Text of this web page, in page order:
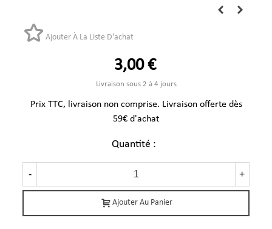
Ajouter À La Liste D'achat
3,00 €
Livraison sous 2 à 4 jours
Prix TTC, livraison non comprise. Livraison offerte dès
59€ d'achat
Quantité :
- +
Ajouter Au Panier